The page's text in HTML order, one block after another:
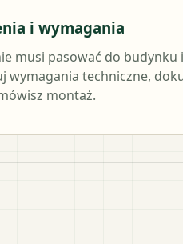
i wymagania
musi pasować do
wymagania techniczne,
montaż.